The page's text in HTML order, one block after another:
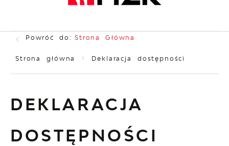
Powróć do: Strona Główna
Strona główna Deklaracja dostępności
DEKLARACJA
DOSTĘPNOŚCI